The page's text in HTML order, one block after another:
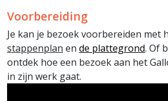
Voorbereiding
Je kan je bezoek voorbereiden met
stappenplan en de plattegrond. Of
ontdek hoe een bezoek aan het
in zijn werk gaat.